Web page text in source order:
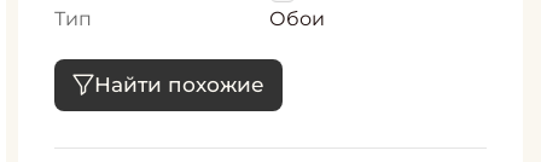
Тип
Обои
Найти похожие